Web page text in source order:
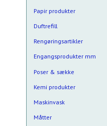
Papir produkter
Duftrefill
Rengøringsartikler
Engangsprodukter mm
Poser & sække
Kemi produkter
Maskinvask
Måtter